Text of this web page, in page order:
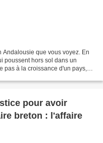
que vous voyez. En
poussent hors sol dans un
pas à la croissance d'un pays,
pour avoir
breton : l'affaire